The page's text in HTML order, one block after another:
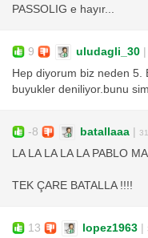
PASSOLIG e hayır...
9 uludagli_30 |
Hep diyorum biz neden 5.
buyukler deniliyor.bunu
-8 batallaaa |
LA LA LA LA LA PABLO
TEK ÇARE BATALLA !!!!
13 lopez1963 |